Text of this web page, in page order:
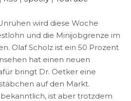
wird diese Woche
und die Minijobgrenze im
Olaf Scholz ist ein 50 Prozent
hat einen neuen
bringt Dr. Oetker eine
auf den Markt.
ist aber trotzdem